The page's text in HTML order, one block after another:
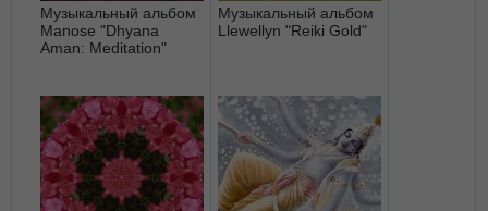
Музыкальный альбом
Manose "Dhyana
Aman: Meditation"
Музыкальный альбом
Llewellyn "Reiki Gold"